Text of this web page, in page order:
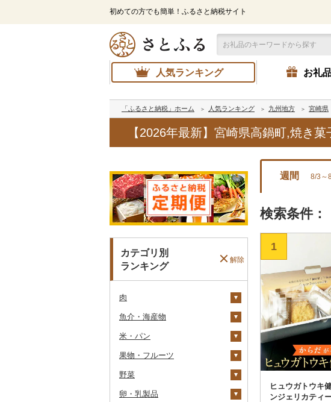
初めての方でも簡単！ふるさと納税サイト
人気ランキング お礼
「ふるさと納税」ホーム 人気ランキング 九州地方 宮崎県
【2026年最新】宮崎県高鍋町,焼き
カテゴリ別
ランキング
解除
肉
牛肉（精肉）
ステーキ
すき焼き
焼肉
牛肉（加工品）
ハンバーグ
ローストビーフ
豚肉（精肉）
すき焼き
豚肉（加工品）
ハンバーグ
鶏肉
魚介・海産物
カニ
ズワイガニ
毛ガニ
エビ
ボタンエビ
いくら
うに
米・パン
米
無洗米
雑穀
餅
果物・フルーツ
ぶどう・マスカット
巨峰
いちご
野菜
いも
卵・乳製品
週間 8/3～
検索条件：
1
ヒュウガトウキ
ンジェリカティ